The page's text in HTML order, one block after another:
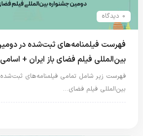
0 دیدگاه
فهرست فیلمنامه‌های ثبت‌شده در
بین‌المللی فیلم فضای باز ایران + اسامی
فهرست زیر شامل تمامی فیلمنامه‌های
بین‌المللی فیلم فضای…